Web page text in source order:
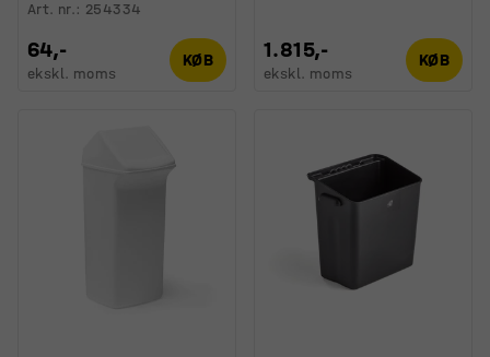
Art. nr.: 254334
64,-
ekskl. moms
KØB 1.815,-
ekskl. moms
KØB